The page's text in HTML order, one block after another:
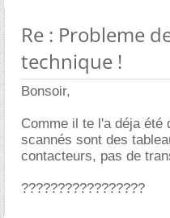
Re : Probleme
technique !
Bonsoir,
Comme il te l'a déja été
scannés sont des
contacteurs, pas de
?????????????????